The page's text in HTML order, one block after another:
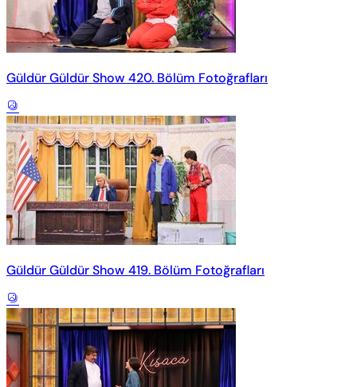
Güldür Güldür Show 420. Bölüm Fotoğrafları
Güldür Güldür Show 419. Bölüm Fotoğrafları